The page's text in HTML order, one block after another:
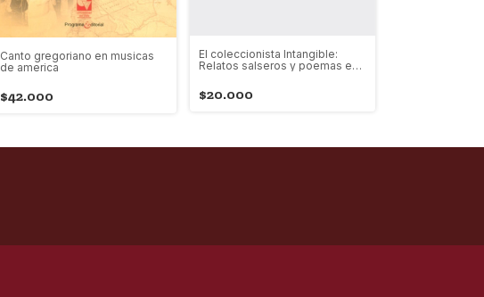
Canto gregoriano en musicas
de america
$42.000
El coleccionista Intangible:
Relatos salseros y poemas en
$20.000